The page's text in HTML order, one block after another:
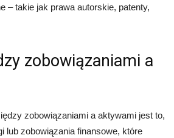
– takie jak prawa autorskie, patenty,
zobowiązaniami a
zobowiązaniami a aktywami jest to,
lub zobowiązania finansowe, które